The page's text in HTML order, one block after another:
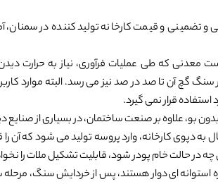
و تضمینی و قیمت کارخانه تولید کننده در سمنان،
معدنی که طی عملیات فرآوری، نیاز به حرارت
گچ آن تا صد در صد نیز می رسد. البته موارد
قرار نمی گیرد.
بو، علاوه بر صنعت ساختمان، در بسیاری از صنایع
به دپوی کارخانه، وارد پروسه تولید می شود که آن
چه در حالت خام پودر شود، قابلیت تشکیل ملات را
استوانه ای دوار هستند، پس از خردایش سنگ، مرحله